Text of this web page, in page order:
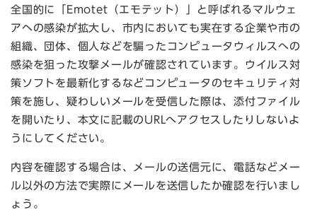
全国的に「Emotet（エモテット）」と呼ばれるマルウェ
アへの感染が拡大し、市内においても実在する企業や市の
組織、団体、個人などを騙ったコンピュータウィルスへの
感染を狙った攻撃メールが確認されています。ウイルス対
策ソフトを最新化するなどコンピュータのセキュリティ対
策を施し、疑わしいメールを受信した際は、添付ファイル
を開いたり、本文に記載のURLへアクセスしたりしないよ
うにしてください。
内容を確認する場合は、メールの送信元に、電話などメー
ル以外の方法で実際にメールを送信したか確認を行いまし
ょう。